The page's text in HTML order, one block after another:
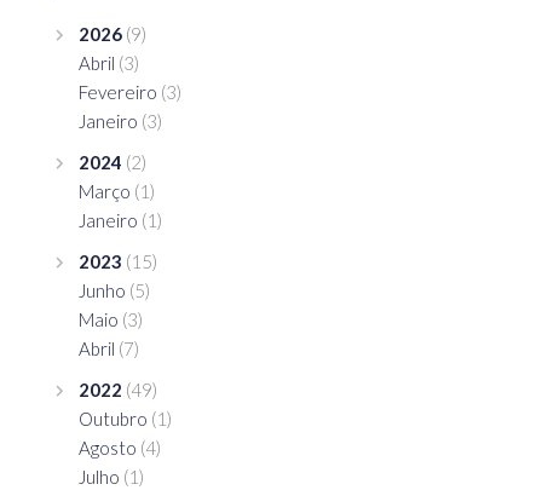
2026 (9)
Abril (3)
Fevereiro (3)
Janeiro (3)
2024 (2)
Março (1)
Janeiro (1)
2023 (15)
Junho (5)
Maio (3)
Abril (7)
2022 (49)
Outubro (1)
Agosto (4)
Julho (1)